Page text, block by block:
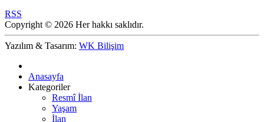
RSS
Copyright © 2026 Her hakkı saklıdır.
Yazılım & Tasarım: WK Bilişim
Anasayfa
Kategoriler
Resmî İlan
Yaşam
İlan